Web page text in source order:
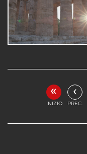
«
INIZIO
‹
PREC.